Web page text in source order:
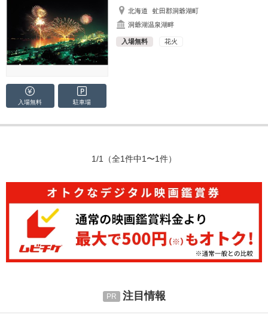
北海道
虻田郡洞爺湖町
洞爺湖温泉湖畔
入場無料 花火
入場無料 駐車場
1/1 （全1件中1〜1件）
注目情報